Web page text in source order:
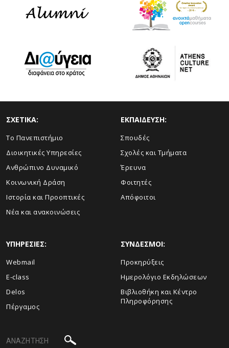
ΣΧΕΤΙΚΑ:
Το Πανεπιστήμιο
Διοικητικές Υπηρεσίες
Ανθρώπινο Δυναμικό
Κοινωνική Δράση
Ιστορία και Προοπτικές
Νέα και ανακοινώσεις
ΕΚΠΑΙΔΕΥΣΗ:
Σπουδές
Σχολές και Τμήματα
Έρευνα
Φοιτητές
Απόφοιτοι
ΥΠΗΡΕΣΙΕΣ:
Webmail
E-class
Delos
Πέργαμος
ΣΥΝΔΕΣΜΟΙ:
Προκηρύξεις
Ημερολόγιο Εκδηλώσεων
Βιβλιοθήκη και Κέντρο
Πληροφόρησης